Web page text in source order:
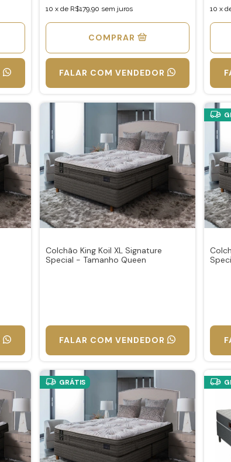
10 x de R$179,90 sem juros
COMPRAR
FALAR COM VENDEDOR
10 x
Colchão King Koil XL Signature
Special - Tamanho Queen
FALAR COM VENDEDOR
GRÁTIS